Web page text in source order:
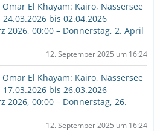
El Khayam: Kairo, Nassersee
bis 02.04.2026
2026, 00:00 – Donnerstag, 2. April
12. September 2025 um 16:24
El Khayam: Kairo, Nassersee
bis 26.03.2026
2026, 00:00 – Donnerstag, 26.
12. September 2025 um 16:24